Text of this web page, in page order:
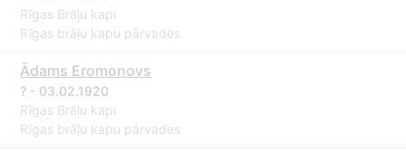
Rīgas Brāļu kapi
Rīgas brāļu kapu pārvades
Ādams Eromonovs
? - 03.02.1920
Rīgas Brāļu kapi
Rīgas brāļu kapu pārvades